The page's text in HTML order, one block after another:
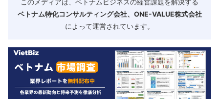
ベトナム特化コンサルティング会社、ONE-VALUE株式会社
によって運営されています。